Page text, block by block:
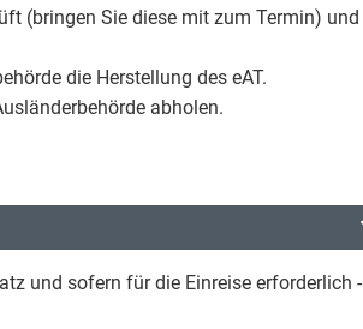
(bringen Sie diese mit zum Termin) und
die Herstellung des eAT.
abholen.
und sofern für die Einreise erforderlich -